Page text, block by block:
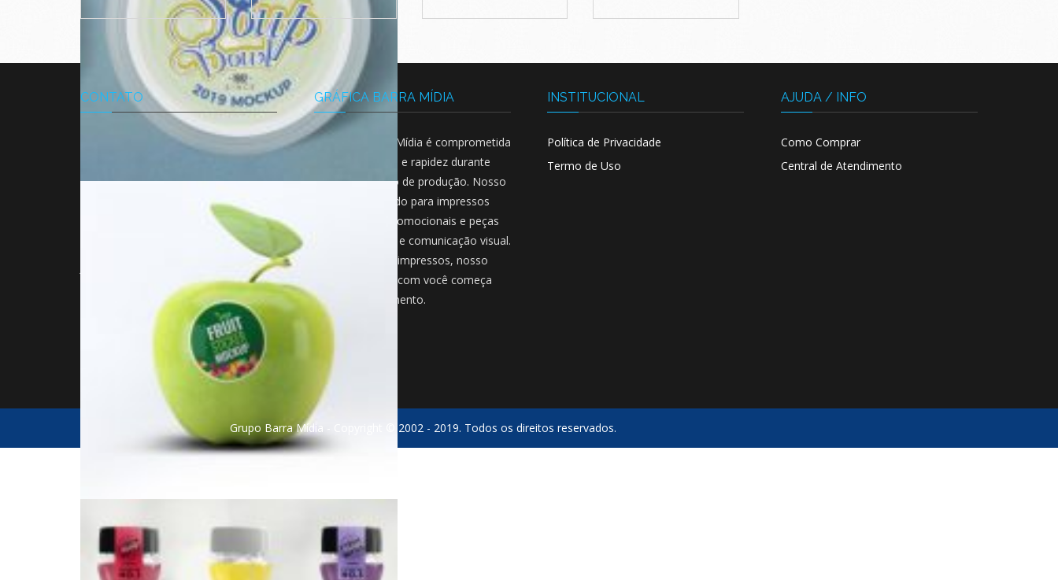
CONTATO
Av. das Américas 700 - Città Office
Rio de
(21) 3982-1515 | (21) 98081-2696
vendas@barramidia.com.br
GRÁFICA BARRA MÍDIA
A Gráfica Barra Mídia é comprometida
com a qualidade e rapidez durante
todo o processo de produção. Nosso
trabalho é voltado para impressos
institucionais, promocionais e peças
para sinalização e comunicação visual.
Muito além dos impressos, nosso
relacionamento com você começa
desde o atendimento.
INSTITUCIONAL
Política de Privacidade
Termo de Uso
AJUDA / INFO
Como Comprar
Central de Atendimento
Grupo Barra Mídia - Copyright © 2002 - 2019. Todos os direitos reservados.